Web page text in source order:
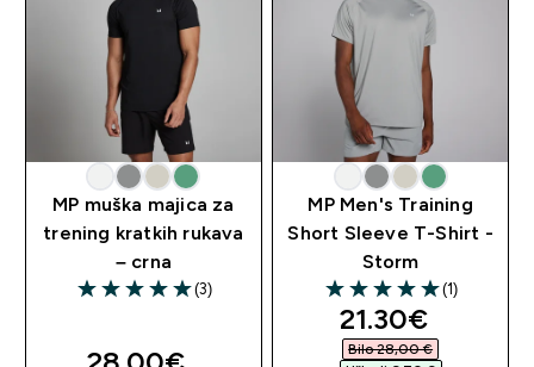
MP muška majica za
trening kratkih rukava
– crna
5 out of 5 stars
(3)
MP Men's Training
Short Sleeve T-Shirt -
Storm
5 out of 5 stars
(1)
discounted
21.30€‎
Bilo 28,00 €‎